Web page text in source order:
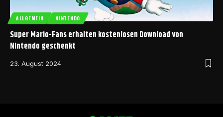
ALLGEMEIN NINTENDO
Super Mario-Fans erhalten kostenlosen Download von
Nintendo geschenkt
23. August 2024